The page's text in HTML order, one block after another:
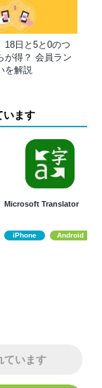
18日と5と0のつ
が得？ 会員ラン
を解説
います
Microsoft Translator
iPhone Android
ています